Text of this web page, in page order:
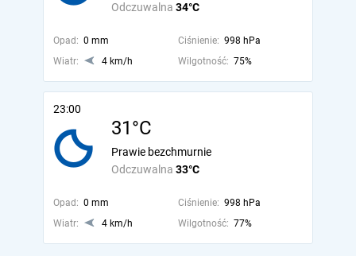
Odczuwalna 34°C
Opad: 0 mm Ciśnienie: 998 hPa
Wiatr:
4 km/h Wilgotność: 75%
23:00
31°C
Odczuwalna 33°C
Prawie bezchmurnie
Opad: 0 mm Ciśnienie: 998 hPa
Wiatr:
4 km/h Wilgotność: 77%